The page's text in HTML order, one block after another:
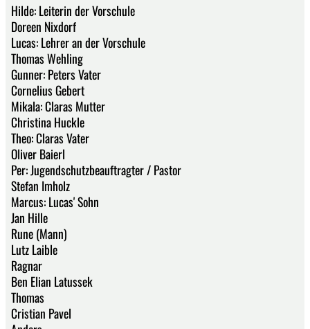
Hilde: Leiterin der Vorschule
Doreen Nixdorf
Lucas: Lehrer an der Vorschule
Thomas Wehling
Gunner: Peters Vater
Cornelius Gebert
Mikala: Claras Mutter
Christina Huckle
Theo: Claras Vater
Oliver Baierl
Per: Jugendschutzbeauftragter / Pastor
Stefan Imholz
Marcus: Lucas' Sohn
Jan Hille
Rune (Mann)
Lutz Laible
Ragnar
Ben Elian Latussek
Thomas
Cristian Pavel